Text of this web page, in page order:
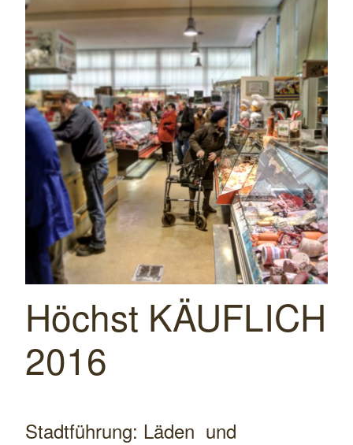
Höchst KÄUFLICH
2016
Stadtführung: Läden und